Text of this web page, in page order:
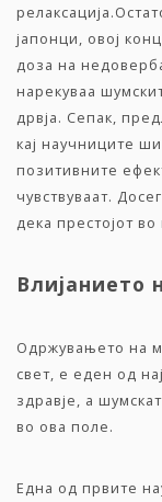
јапонци, овој
доза на
нарекуваа
дрвја. Сепак,
кај научниците
позитивните
чувствуваат.
дека престојот
Влијанието
Одржувањето на
свет, е еден од
здравје, а
во ова поле.
Една од првите